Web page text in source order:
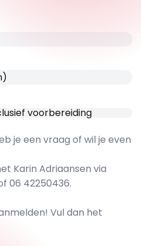
voorbereiding
je een vraag of wil je even
Karin Adriaansen via
06 42250436.
Vul dan het